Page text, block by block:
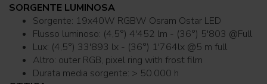
SORGENTE LUMINOSA
Sorgente: 19x40W RGBW Osram Ostar LED
Flusso luminoso: (4,5°) 4'452 lm - (36°) 5'803 @Full
Lux: (4,5°) 33'893 lx - (36°) 1'764lx @5 m full
Altro: outer RGB, pixel ring with frost film
Durata media sorgente: > 50.000 h